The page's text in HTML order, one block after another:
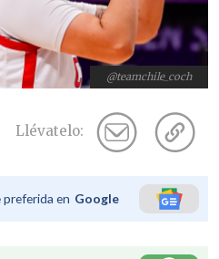
@teamchile_coch
Llévatelo:
en Google